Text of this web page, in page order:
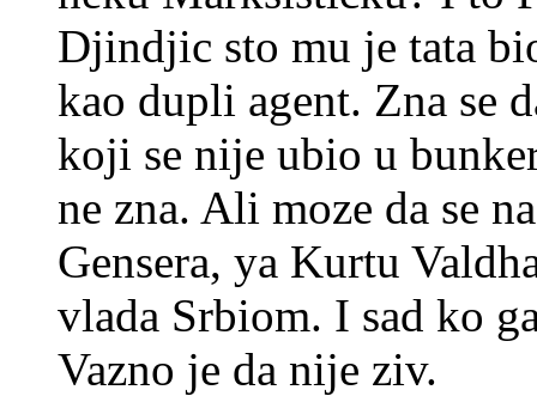
Djindjic sto mu je tata
kao dupli agent. Zna se
koji se nije ubio u
ne zna. Ali moze da se
Gensera, ya Kurtu
vlada Srbiom. I sad ko
Vazno je da nije ziv.